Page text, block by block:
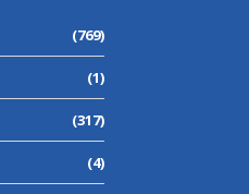
(769)
(1)
(317)
(4)